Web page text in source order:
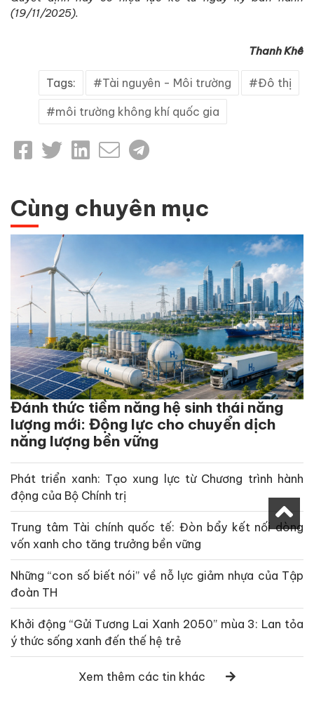
(19/11/2025).
Thanh Khê
Tags: Tài nguyên - Môi trường Đô thị
môi trường không khí quốc gia
Cùng chuyên mục
Đánh thức tiềm năng hệ sinh thái năng
lượng mới: Động lực cho chuyển dịch
năng lượng bền vững
Phát triển xanh: Tạo xung lực từ Chương trình hành
động của Bộ Chính trị
Trung tâm Tài chính quốc tế: Đòn bẩy kết nối dòng
vốn xanh cho tăng trưởng bền vững
Những “con số biết nói” về nỗ lực giảm nhựa của Tập
đoàn TH
Khởi động “Gửi Tương Lai Xanh 2050” mùa 3: Lan tỏa
ý thức sống xanh đến thế hệ trẻ
Xem thêm các tin khác